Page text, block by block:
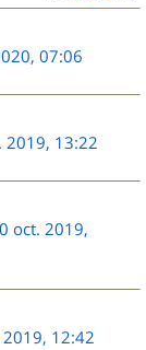
07:06
2019, 13:22
oct. 2019,
12:42